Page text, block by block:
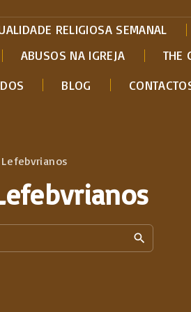
RELIGIOSA SEMANAL
ABUSOS NA IGREJA THE
BLOG
Lefebvrianos
e